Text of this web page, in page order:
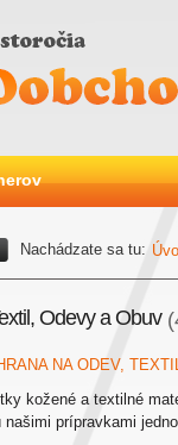
Nachádzate sa tu:
Odevy a Obuv
NA ODEV,
kožené a textilné
našimi prípravkami